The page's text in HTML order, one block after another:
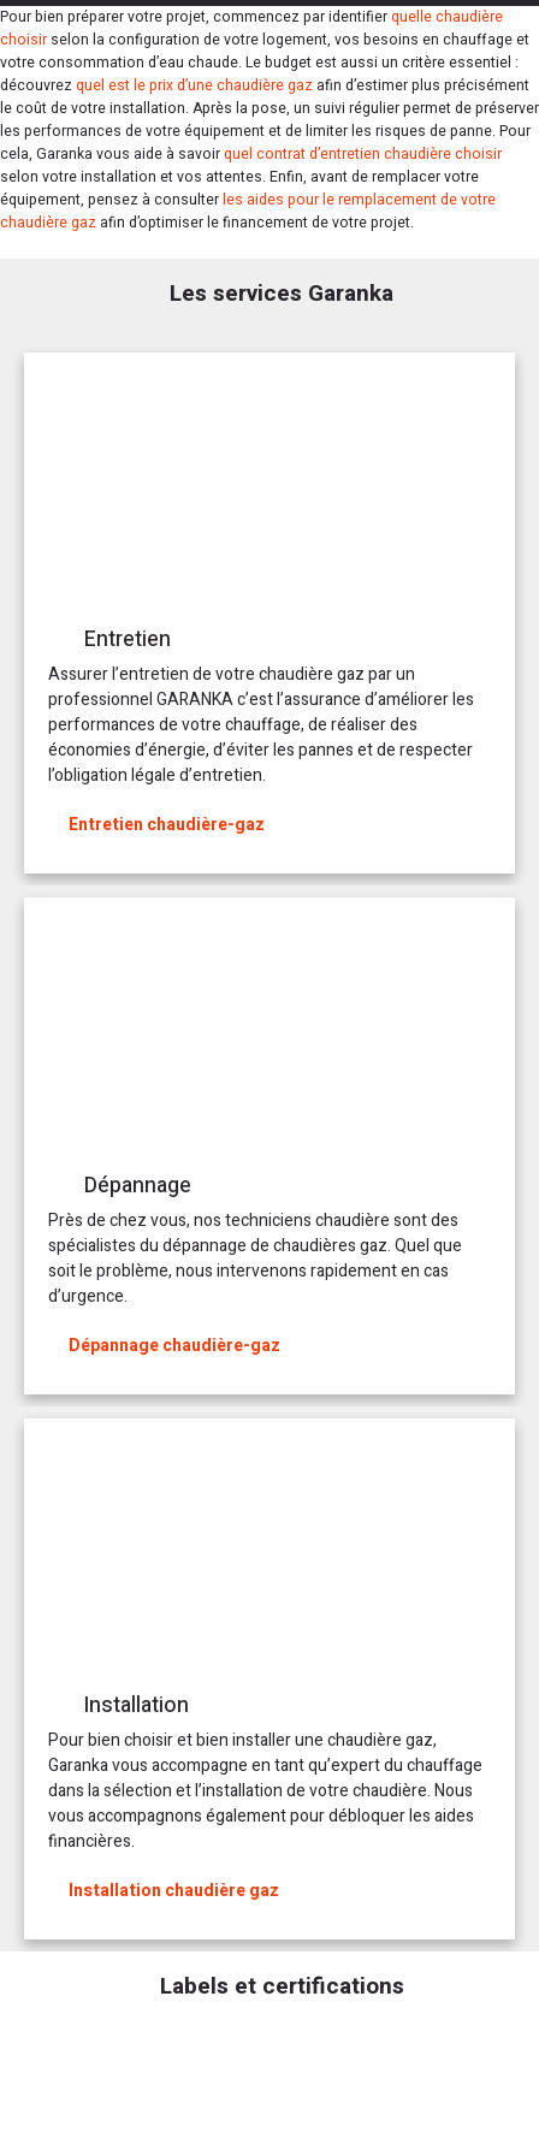
Pour bien préparer votre projet, commencez par identifierquelle chaudière
choisir selon la configuration de votre logement, vos besoins en chauffage et
votre consommation d’eau chaude. Le budget est aussi un critère essentiel :
découvrezquel est le prix d’une chaudière gaz afin d’estimer plus précisément
le coût de votre installation. Après la pose, un suivi régulier permet de préserver
les performances de votre équipement et de limiter les risques de panne. Pour
cela, Garanka vous aide à savoirquel contrat d’entretien chaudière choisir
selon votre installation et vos attentes. Enfin, avant de remplacer votre
équipement, pensez à consulterles aides pour le remplacement de votre
chaudière gaz afin d’optimiser le financement de votre projet.
Les services Garanka
Entretien
Assurer l’entretien de votre chaudière gaz par un
professionnel GARANKA c’est l’assurance d’améliorer les
performances de votre chauffage, de réaliser des
économies d’énergie, d’éviter les pannes et de respecter
l’obligation légale d’entretien.
Entretien chaudière-gaz
Dépannage
Près de chez vous, nos techniciens chaudière sont des
spécialistes du dépannage de chaudières gaz. Quel que
soit le problème, nous intervenons rapidement en cas
d’urgence.
Dépannage chaudière-gaz
Installation
Pour bien choisir et bien installer une chaudière gaz,
Garanka vous accompagne en tant qu’expert du chauffage
dans la sélection et l’installation de votre chaudière. Nous
vous accompagnons également pour débloquer les aides
financières.
Installation chaudière gaz
Labels et certifications